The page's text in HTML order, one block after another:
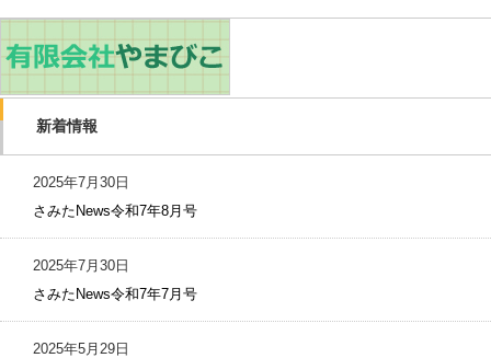
新着情報
2025年7月30日
さみたNews令和7年8月号
2025年7月30日
さみたNews令和7年7月号
2025年5月29日